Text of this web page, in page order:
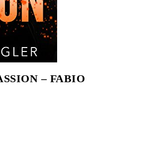
– FABIO